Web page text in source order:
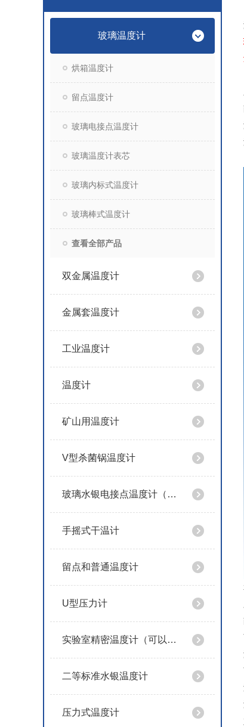
玻璃温度计
烘箱温度计
留点温度计
玻璃电接点温度计
玻璃温度计表芯
玻璃内标式温度计
玻璃棒式温度计
查看全部产品
双金属温度计
金属套温度计
工业温度计
温度计
矿山用温度计
V型杀菌锅温度计
玻璃水银电接点温度计（导电表）
手摇式干温计
留点和普通温度计
U型压力计
实验室精密温度计（可以定制特殊规格）
二等标准水银温度计
压力式温度计